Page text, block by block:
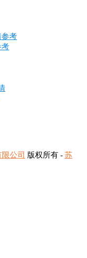
考
公司 版权所有 - 苏